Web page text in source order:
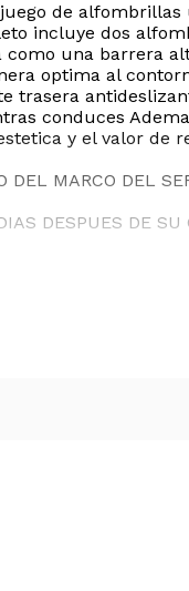
de alfombrillas
incluye dos
una barrera
optima al
trasera
conduces
y el valor
DEL MARCO DEL
DESPUES DE SU